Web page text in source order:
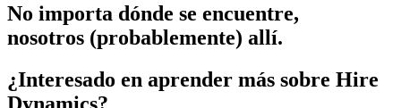
No importa dónde se encuentre,
nosotros (probablemente) allí.
¿Interesado en aprender más sobre Hire